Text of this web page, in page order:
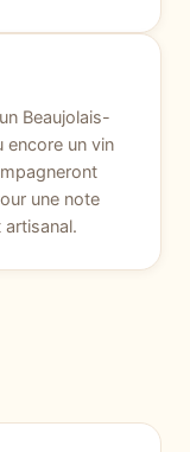
Beaujolais-
encore un vin
une note